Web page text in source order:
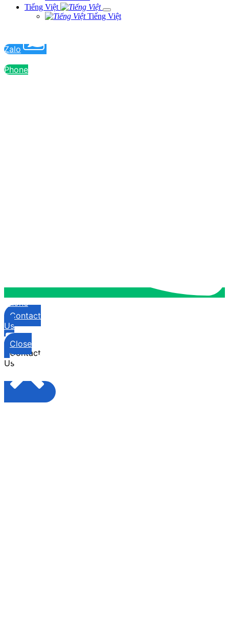
Tiếng Việt
Tiếng Việt
Zalo
Phone
Phone
Contact
Us
Contact
Us
Close